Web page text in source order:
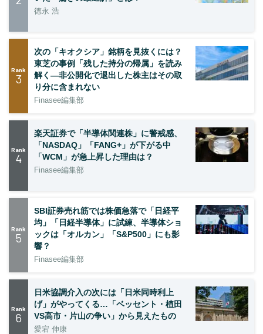
徳永 浩
Rank
3
次の「キオクシア」銘柄を見抜くには？
東芝の事例「残した持分の帰属」を読み
解く—非公開化で退出した株主はその取
り分に含まれない
Finasee編集部
Rank
4
楽天証券で「半導体関連株」に警戒感、
「NASDAQ」「FANG+」が下がる中
「WCM」が急上昇した理由は？
Finasee編集部
Rank
5
SBI証券売れ筋では株価急落で「日経平
均」「日経半導体」に試練、半導体ショ
ックは「オルカン」「S&P500」にも影
響？
Finasee編集部
Rank
6
日米協調介入の次には「日米同時利上
げ」がやってくる…「ベッセント・植田
VS高市・片山の争い」から見えたもの
愛宕 伸康